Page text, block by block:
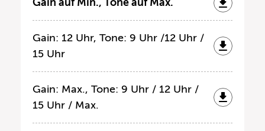
Gain auf Min., Tone auf Max.
Gain: 12 Uhr, Tone: 9 Uhr /12 Uhr /
15 Uhr
Gain: Max., Tone: 9 Uhr / 12 Uhr /
15 Uhr / Max.